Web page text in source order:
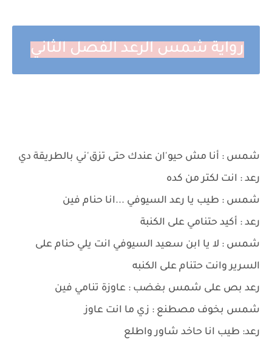
رواية شمس الرعد الفصل الثاني
شمس : أنا مش حيو'ان عندك حتى تزق'ني بالطريقة دي
رعد : انت لكتر من كده
شمس : طيب يا رعد السيوفي ...انا حنام فين
رعد : أكيد حتنامي على الكنبة
شمس : لا يا ابن سعيد السيوفي انت يلي حنام على
السرير وانت حتنام على الكنبه
رعد بص على شمس بغضب : عاوزة تنامي فين
شمس بخوف مصطنع : زي ما انت عاوز
رعد: طيب انا حاخد شاور واطلع